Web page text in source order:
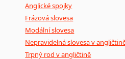
Anglické spojky
Frázová slovesa
Modální slovesa
Nepravidelná slovesa v
Trpný rod v angličtině